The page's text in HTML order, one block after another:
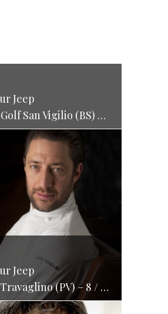
Jeep
Vigilio (BS) – 15 / 16 /17 maggio 2015
Jeep
(PV) – 8 / 9 maggio 2015